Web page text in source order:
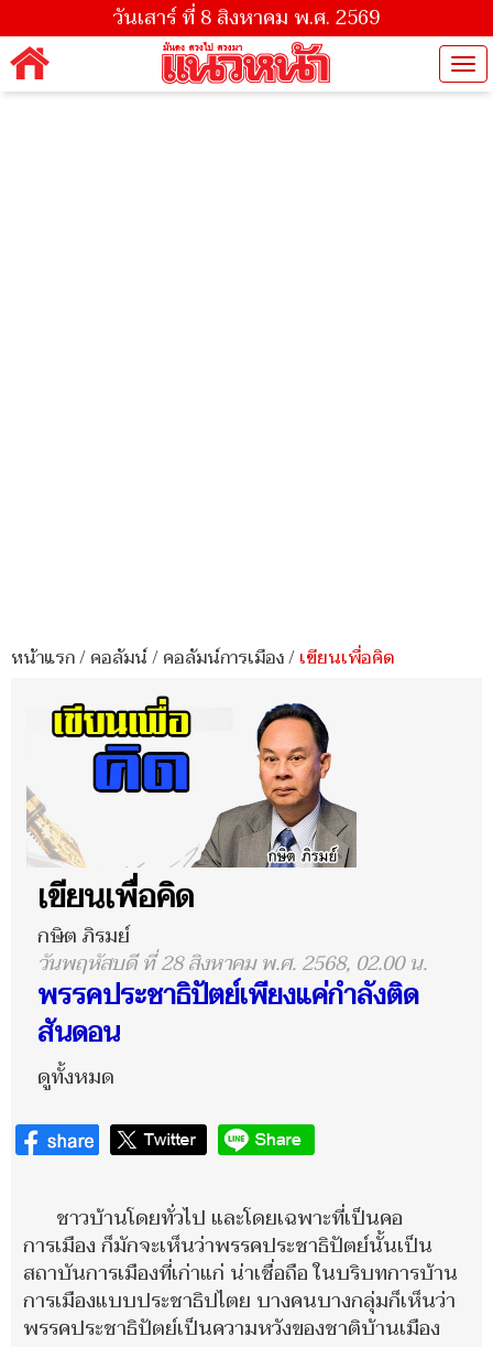
วันเสาร์ ที่ 8 สิงหาคม พ.ศ. 2569
หน้าแรก/คอลัมน์/คอลัมน์การเมือง/เขียนเพื่อคิด
เขียนเพื่อคิด
กษิต ภิรมย์
วันพฤหัสบดี ที่ 28 สิงหาคม พ.ศ. 2568, 02.00 น.
พรรคประชาธิปัตย์เพียงแค่กำลังติด
สันดอน
ดูทั้งหมด
ชาวบ้านโดยทั่วไป และโดยเฉพาะที่เป็นคอ
การเมือง ก็มักจะเห็นว่าพรรคประชาธิปัตย์นั้นเป็น
สถาบันการเมืองที่เก่าแก่ น่าเชื่อถือ ในบริบทการบ้าน
การเมืองแบบประชาธิปไตย บางคนบางกลุ่มก็เห็นว่า
พรรคประชาธิปัตย์เป็นความหวังของชาติบ้านเมือง